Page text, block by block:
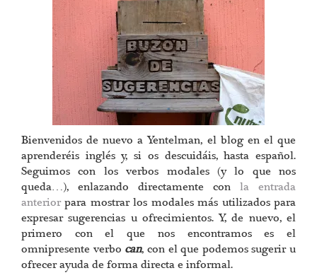
Bienvenidos de nuevo a Yentelman, el blog en el que
aprenderéis inglés y, si os descuidáis, hasta español.
Seguimos con los verbos modales (y lo que nos
queda…), enlazando directamente con la entrada
anteriorpara mostrar los modales más utilizados para
expresar sugerencias u ofrecimientos. Y, de nuevo, el
primero con el que nos encontramos es el
omnipresente verbo can, con el que podemos sugerir u
ofrecer ayuda de forma directa e informal.